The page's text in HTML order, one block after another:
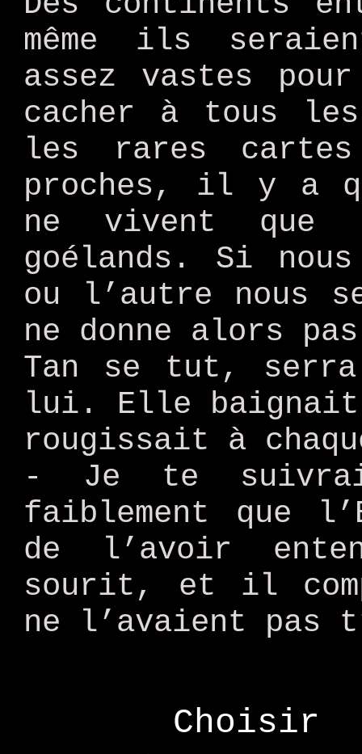
même ils
assez vastes
cacher à tous
les rares
proches, il y a
ne vivent que
goélands. Si
ou l’autre nous
ne donne alors
Tan se tut,
lui. Elle baignait
rougissait à
- Je te
faiblement que
de l’avoir
sourit, et il
ne l’avaient pas
Choisir